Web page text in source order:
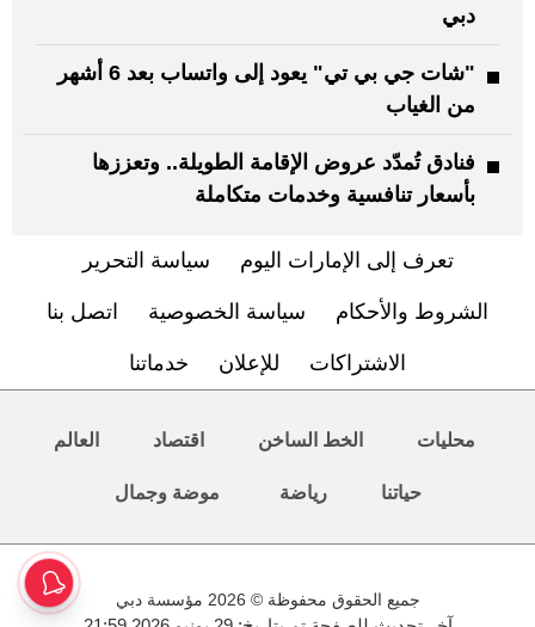
دبي
"شات جي بي تي" يعود إلى واتساب بعد 6 أشهر
من الغياب
فنادق تُمدّد عروض الإقامة الطويلة.. وتعززها
بأسعار تنافسية وخدمات متكاملة
تعرف إلى الإمارات اليوم سياسة التحرير
الشروط والأحكام سياسة الخصوصية اتصل بنا
الاشتراكات للإعلان خدماتنا
محليات الخط الساخن اقتصاد العالم
حياتنا رياضة موضة وجمال
جميع الحقوق محفوظة © 2026 مؤسسة دبي